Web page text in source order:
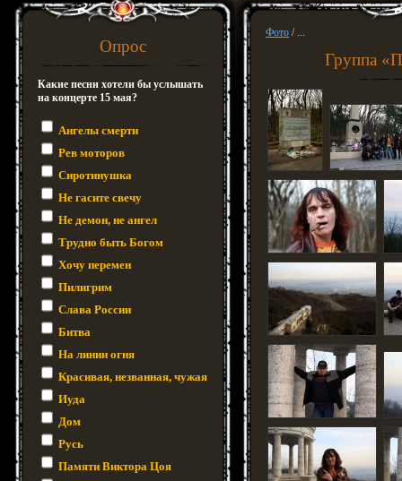
Опрос
Какие песни хотели бы услышать
на концерте 15 мая?
Ангелы смерти
Рев моторов
Сиротинушка
Не гасите свечу
Не демон, не ангел
Трудно быть Богом
Хочу перемен
Пилигрим
Слава России
Битва
На линии огня
Красивая, незванная, чужая
Иуда
Дом
Русь
Памяти Виктора Цоя
Фото / ...
Группа